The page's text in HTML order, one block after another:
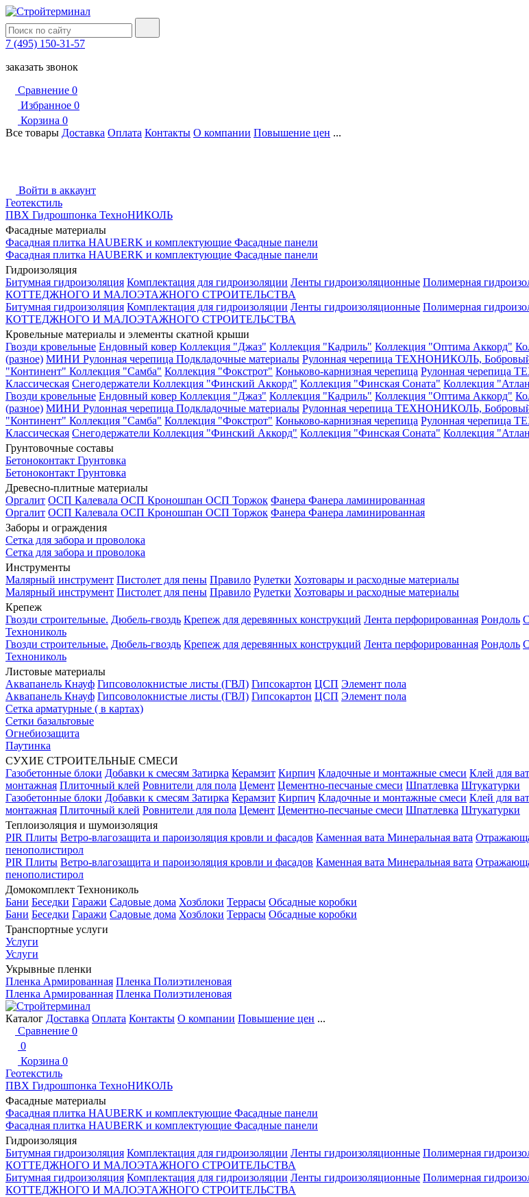
7 (495) 150-31-57
заказать звонок
Сравнение 0
Избранное 0
Корзина 0
Все товары Доставка Оплата Контакты О компании Повышение цен ...
Войти в аккаунт
Геотекстиль
ПВХ Гидрошпонка ТехноНИКОЛЬ
Фасадные материалы
Фасадная плитка HAUBERK и комплектующие Фасадные панели
Фасадная плитка HAUBERK и комплектующие Фасадные панели
Гидроизоляция
Битумная гидроизоляция Комплектация для гидроизоляции Ленты гидроизоляционные Полимерная
КОТТЕДЖНОГО И МАЛОЭТАЖНОГО СТРОИТЕЛЬСТВА
Битумная гидроизоляция Комплектация для гидроизоляции Ленты гидроизоляционные Полимерная
КОТТЕДЖНОГО И МАЛОЭТАЖНОГО СТРОИТЕЛЬСТВА
Кровельные материалы и элементы скатной крыши
Гвозди кровельные Ендовный ковер Коллекция "Джаз" Коллекция "Кадриль" Коллекция "Оптима Аккорд"
(разное) МИНИ Рулонная черепица Подкладочные материалы Рулонная черепица ТЕХНОНИКОЛЬ,
"Континент" Коллекция "Самба" Коллекция "Фокстрот" Коньково-карнизная черепица Рулонная черепица
Классическая Снегодержатели Коллекция "Финский Аккорд" Коллекция "Финская Соната" Коллекция
Гвозди кровельные Ендовный ковер Коллекция "Джаз" Коллекция "Кадриль" Коллекция "Оптима Аккорд"
(разное) МИНИ Рулонная черепица Подкладочные материалы Рулонная черепица ТЕХНОНИКОЛЬ,
"Континент" Коллекция "Самба" Коллекция "Фокстрот" Коньково-карнизная черепица Рулонная черепица
Классическая Снегодержатели Коллекция "Финский Аккорд" Коллекция "Финская Соната" Коллекция
Грунтовочные составы
Бетоноконтакт Грунтовка
Бетоноконтакт Грунтовка
Древесно-плитные материалы
Оргалит ОСП Калевала ОСП Кроношпан ОСП Торжок Фанера Фанера ламинированная
Оргалит ОСП Калевала ОСП Кроношпан ОСП Торжок Фанера Фанера ламинированная
Заборы и ограждения
Сетка для забора и проволока
Сетка для забора и проволока
Инструменты
Малярный инструмент Пистолет для пены Правило Рулетки Хозтовары и расходные материалы
Малярный инструмент Пистолет для пены Правило Рулетки Хозтовары и расходные материалы
Крепеж
Гвозди строительные. Дюбель-гвоздь Крепеж для деревянных конструкций Лента перфорированная Рондоль
Технониколь
Гвозди строительные. Дюбель-гвоздь Крепеж для деревянных конструкций Лента перфорированная Рондоль
Технониколь
Листовые материалы
Аквапанель Кнауф Гипсоволокнистые листы (ГВЛ) Гипсокартон ЦСП Элемент пола
Аквапанель Кнауф Гипсоволокнистые листы (ГВЛ) Гипсокартон ЦСП Элемент пола
Сетка арматурные ( в картах)
Сетки базальтовые
Огнебиозащита
Паутинка
СУХИЕ СТРОИТЕЛЬНЫЕ СМЕСИ
Газобетонные блоки Добавки к смесям Затирка Керамзит Кирпич Кладочные и монтажные смеси Клей для
монтажная Плиточный клей Ровнители для пола Цемент Цементно-песчаные смеси Шпатлевка Штукатурки
Газобетонные блоки Добавки к смесям Затирка Керамзит Кирпич Кладочные и монтажные смеси Клей для
монтажная Плиточный клей Ровнители для пола Цемент Цементно-песчаные смеси Шпатлевка Штукатурки
Теплоизоляция и шумоизоляция
PIR Плиты Ветро-влагозащита и пароизоляция кровли и фасадов Каменная вата Минеральная вата
пенополистирол
PIR Плиты Ветро-влагозащита и пароизоляция кровли и фасадов Каменная вата Минеральная вата
пенополистирол
Домокомплект Технониколь
Бани Беседки Гаражи Садовые дома Хозблоки Террасы Обсадные коробки
Бани Беседки Гаражи Садовые дома Хозблоки Террасы Обсадные коробки
Транспортные услуги
Услуги
Услуги
Укрывные пленки
Пленка Армированная Пленка Полиэтиленовая
Пленка Армированная Пленка Полиэтиленовая
Каталог Доставка Оплата Контакты О компании Повышение цен ...
Сравнение 0
0
Корзина 0
Геотекстиль
ПВХ Гидрошпонка ТехноНИКОЛЬ
Фасадные материалы
Фасадная плитка HAUBERK и комплектующие Фасадные панели
Фасадная плитка HAUBERK и комплектующие Фасадные панели
Гидроизоляция
Битумная гидроизоляция Комплектация для гидроизоляции Ленты гидроизоляционные Полимерная
КОТТЕДЖНОГО И МАЛОЭТАЖНОГО СТРОИТЕЛЬСТВА
Битумная гидроизоляция Комплектация для гидроизоляции Ленты гидроизоляционные Полимерная
КОТТЕДЖНОГО И МАЛОЭТАЖНОГО СТРОИТЕЛЬСТВА